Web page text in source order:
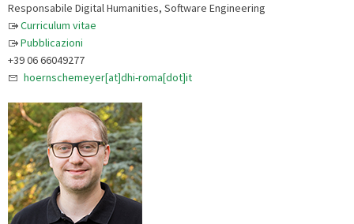
Responsabile Digital Humanities, Software Engineering
Curriculum vitae
Pubblicazioni
+39 06 66049277
hoernschemeyer[at]dhi-roma[dot]it